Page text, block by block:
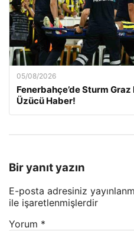
05/08/2026
Fenerbahçe’de Sturm
Üzücü Haber!
Bir yanıt yazın
E-posta adresiniz
ile işaretlenmişlerdir
Yorum *